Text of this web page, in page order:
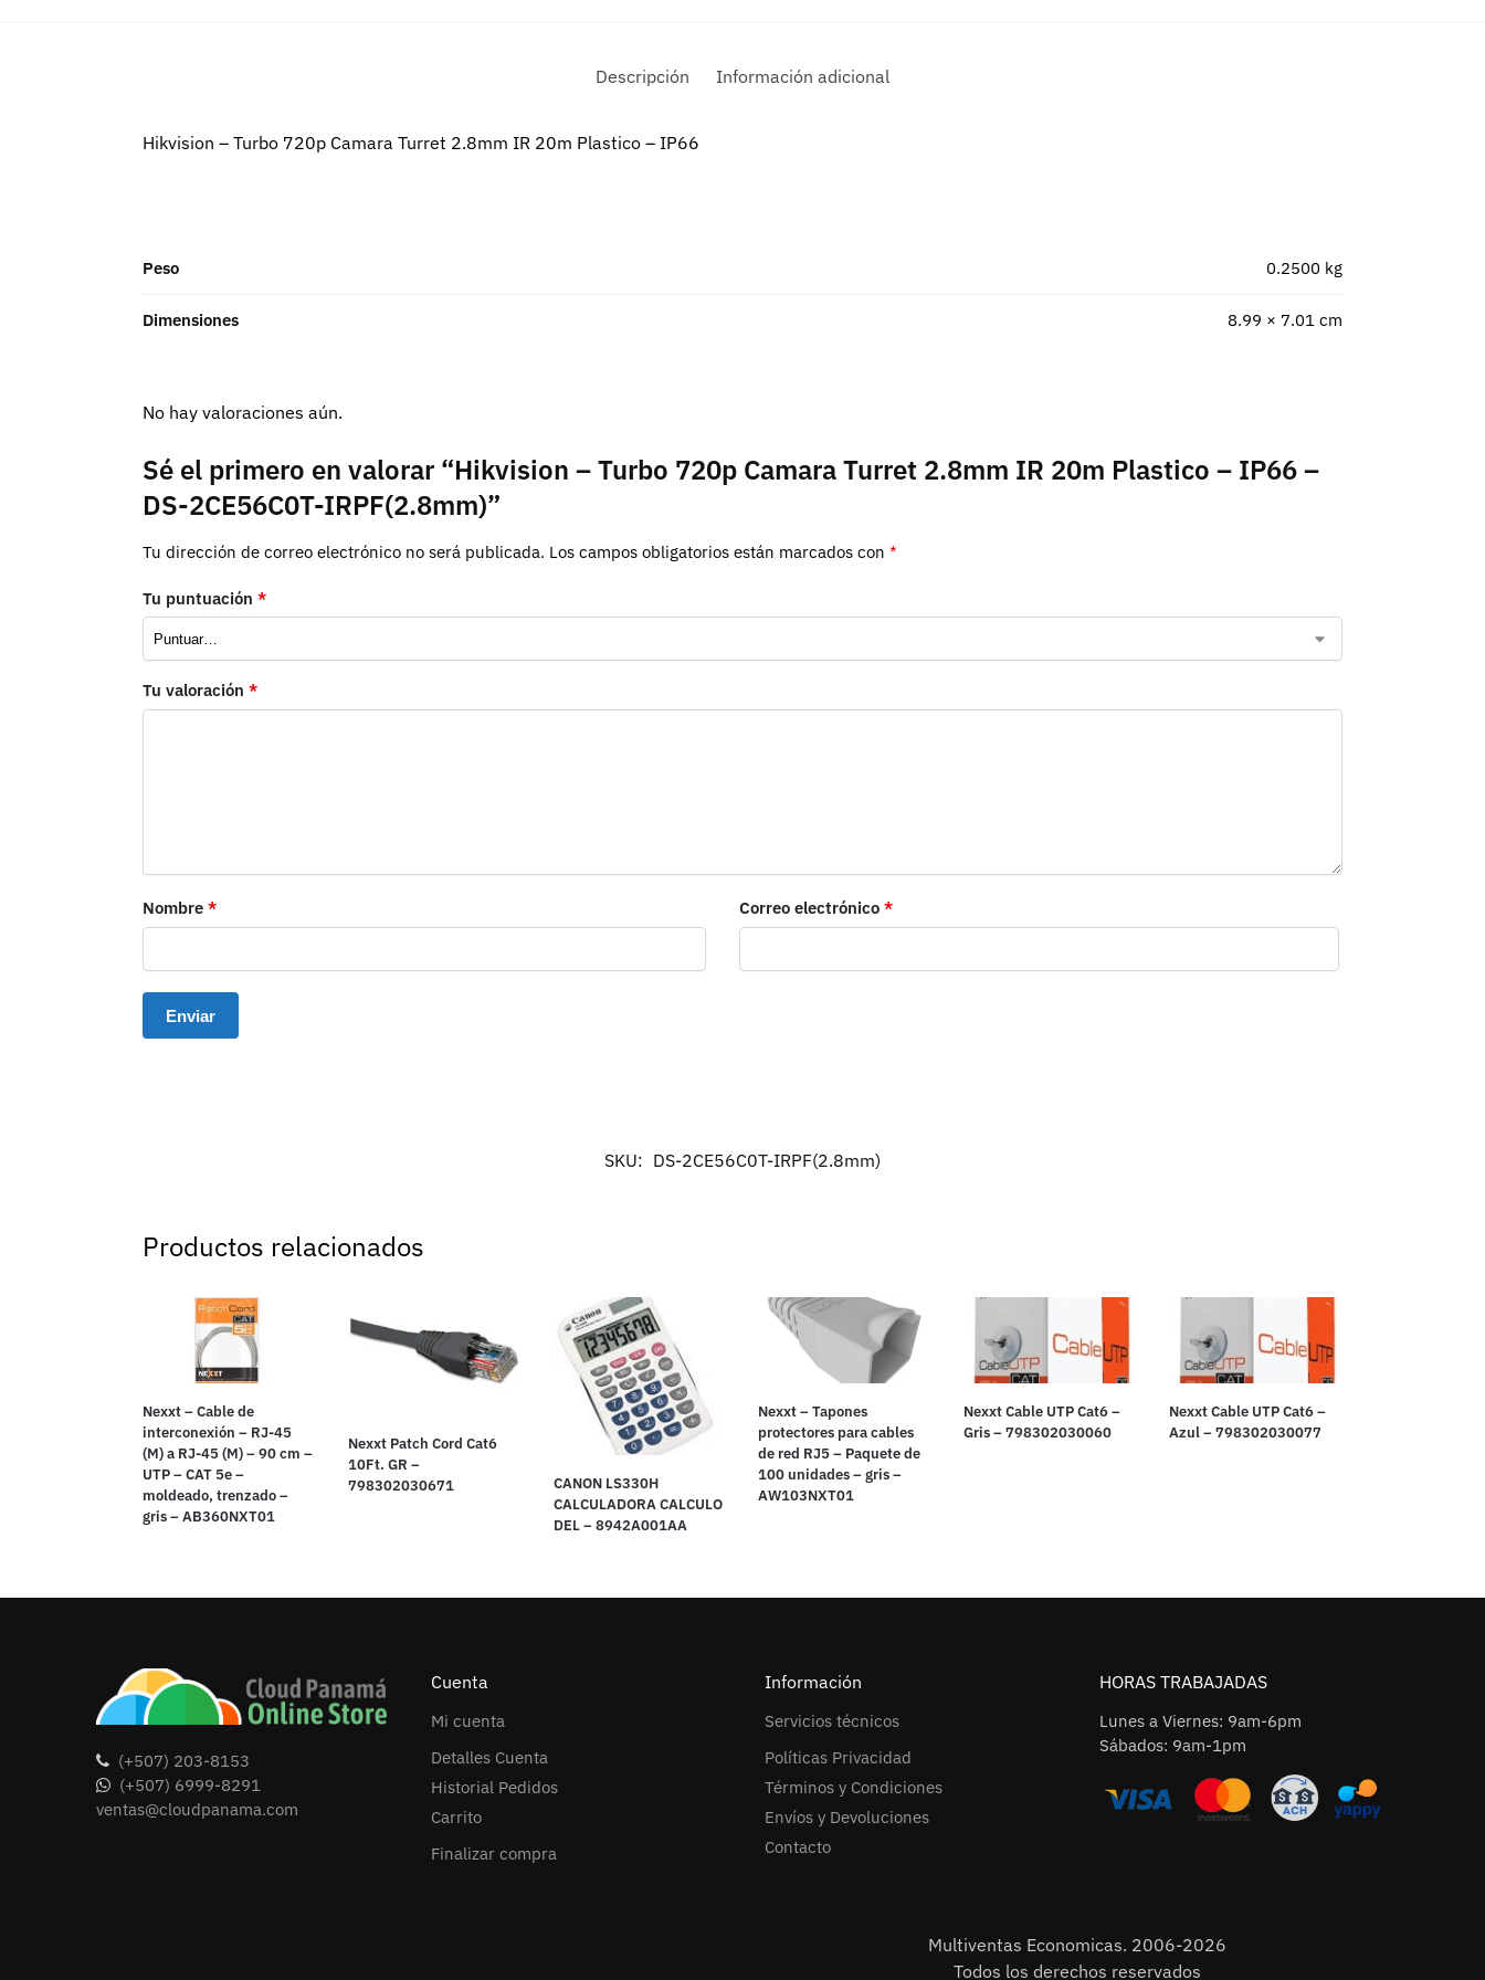
Descripción Información adicional
Hikvision – Turbo 720p Camara Turret 2.8mm IR 20m Plastico – IP66
Peso 0.2500 kg
Dimensiones 8.99 × 7.01 cm
No hay valoraciones aún.
Sé el primero en valorar “Hikvision – Turbo 720p Camara Turret 2.8mm IR 20m Plastico – IP66 –
DS-2CE56C0T-IRPF(2.8mm)”
Tu dirección de correo electrónico no será publicada. Los campos obligatorios están marcados con *
Tu puntuación *
Tu valoración *
Nombre * Correo electrónico *
SKU: DS-2CE56C0T-IRPF(2.8mm)
Productos relacionados
Nexxt – Cable de
interconexión – RJ-45
(M) a RJ-45 (M) – 90 cm –
UTP – CAT 5e –
moldeado, trenzado –
gris – AB360NXT01
Nexxt Patch Cord Cat6
10Ft. GR –
798302030671
CANON LS330H
CALCULADORA CALCULO
DEL – 8942A001AA
Nexxt – Tapones
protectores para cables
de red RJ5 – Paquete de
100 unidades – gris –
AW103NXT01
Nexxt Cable UTP Cat6 –
Gris – 798302030060
Nexxt Cable UTP Cat6 –
Azul – 798302030077
(+507) 203-8153
(+507) 6999-8291
ventas@cloudpanama.com
Cuenta
Mi cuenta
Detalles Cuenta
Historial Pedidos
Carrito
Finalizar compra
Información
Servicios técnicos
Políticas Privacidad
Términos y Condiciones
Envíos y Devoluciones
Contacto
HORAS TRABAJADAS
Lunes a Viernes: 9am-6pm
Sábados: 9am-1pm
Multiventas Economicas. 2006-2026
Todos los derechos reservados